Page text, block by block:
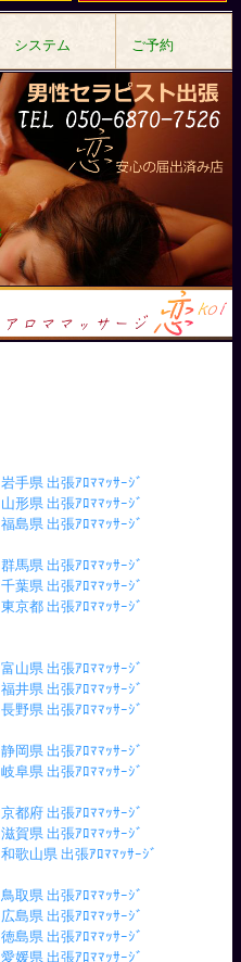
システム ご予約
岩手県 出張ｱﾛﾏﾏｯｻｰｼﾞ
山形県 出張ｱﾛﾏﾏｯｻｰｼﾞ
福島県 出張ｱﾛﾏﾏｯｻｰｼﾞ
群馬県 出張ｱﾛﾏﾏｯｻｰｼﾞ
千葉県 出張ｱﾛﾏﾏｯｻｰｼﾞ
東京都 出張ｱﾛﾏﾏｯｻｰｼﾞ
富山県 出張ｱﾛﾏﾏｯｻｰｼﾞ
福井県 出張ｱﾛﾏﾏｯｻｰｼﾞ
長野県 出張ｱﾛﾏﾏｯｻｰｼﾞ
静岡県 出張ｱﾛﾏﾏｯｻｰｼﾞ
岐阜県 出張ｱﾛﾏﾏｯｻｰｼﾞ
京都府 出張ｱﾛﾏﾏｯｻｰｼﾞ
滋賀県 出張ｱﾛﾏﾏｯｻｰｼﾞ
和歌山県 出張ｱﾛﾏﾏｯｻｰｼﾞ
鳥取県 出張ｱﾛﾏﾏｯｻｰｼﾞ
広島県 出張ｱﾛﾏﾏｯｻｰｼﾞ
徳島県 出張ｱﾛﾏﾏｯｻｰｼﾞ
愛媛県 出張ｱﾛﾏﾏｯｻｰｼﾞ